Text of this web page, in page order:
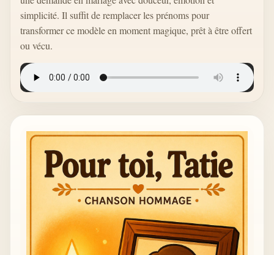
simplicité. Il suffit de remplacer les prénoms pour
transformer ce modèle en moment magique, prêt à être offert
ou vécu.